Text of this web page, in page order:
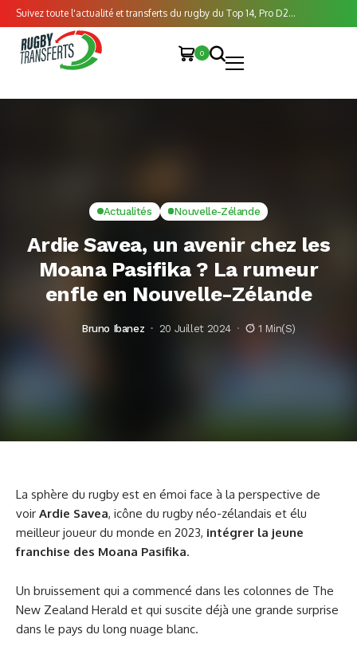
Suivez toute l'actualité et transferts du rugby du Top 14, Pro D2...
0
Actualités Nouvelle-Zélande
Ardie Savea, un avenir chez les
Moana Pasifika ? La rumeur
enfle en Nouvelle-Zélande
Bruno Ibanez 20 Juillet 2024 1 Min(s)
La sphère du rugby est en émoi face à la perspective de
voir Ardie Savea, icône du rugby néo-zélandais et élu
meilleur joueur du monde en 2023, intégrer la jeune
franchise des Moana Pasifika.
Un bruissement qui a commencé dans les colonnes de The
New Zealand Herald et qui suscite déjà une grande surprise
dans le pays du long nuage blanc.